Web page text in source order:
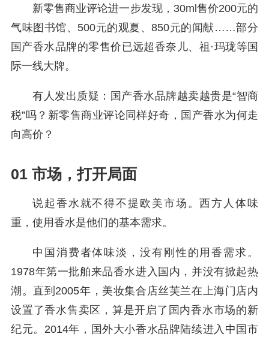
新零售商业评论进一步发现，30ml售价200元的
气味图书馆、500元的观夏、850元的闻献……部分
国产香水品牌的零售价已远超香奈儿、祖·玛珑等国
际一线大牌。
有人发出质疑：国产香水品牌越卖越贵是“智商
税”吗？新零售商业评论同样好奇，国产香水为何走
向高价？
01 市场，打开局面
说起香水就不得不提欧美市场。西方人体味
重，使用香水是他们的基本需求。
中国消费者体味淡，没有刚性的用香需求。
1978年第一批舶来品香水进入国内，并没有掀起热
潮。直到2005年，美妆集合店丝芙兰在上海门店内
设置了香水售卖区，算是开启了国内香水市场的新
纪元。2014年，国外大小香水品牌陆续进入中国市